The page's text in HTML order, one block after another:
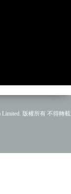
Limited. 版權所有 不得轉載